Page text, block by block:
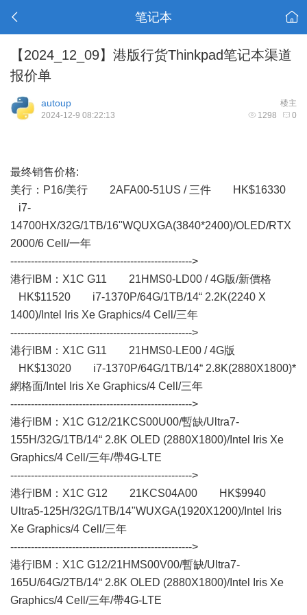
笔记本
【2024_12_09】港版行货Thinkpad笔记本渠道
报价单
楼主
autoup
1298 0
2024-12-9 08:22:13
最终销售价格:
美行： P16/美行 2AFA00-51US / 三件 HK$16330
i7-
14700HX/32G/1TB/16"WQUXGA(3840*2400)/OLED/RTX
2000/6 Cell/一年
----------------------------------------------------->
港行IBM：X1C G11 21HMS0-LD00 / 4G版/新價格
HK$11520 i7-1370P/64G/1TB/14“ 2.2K(2240 X
1400)/Intel Iris Xe Graphics/4 Cell/三年
----------------------------------------------------->
港行IBM：X1C G11 21HMS0-LE00 / 4G版
HK$13020 i7-1370P/64G/1TB/14“ 2.8K(2880X1800)*
網格面/Intel Iris Xe Graphics/4 Cell/三年
----------------------------------------------------->
港行IBM：X1C G12/21KCS00U00/暫缺/Ultra7-
155H/32G/1TB/14“ 2.8K OLED (2880X1800)/Intel Iris Xe
Graphics/4 Cell/三年/帶4G-LTE
----------------------------------------------------->
港行IBM：X1C G12 21KCS04A00 HK$9940
Ultra5-125H/32G/1TB/14"WUXGA(1920X1200)/Intel Iris
Xe Graphics/4 Cell/三年
----------------------------------------------------->
港行IBM：X1C G12/21HMS00V00/暫缺/Ultra7-
165U/64G/2TB/14“ 2.8K OLED (2880X1800)/Intel Iris Xe
Graphics/4 Cell/三年/帶4G-LTE